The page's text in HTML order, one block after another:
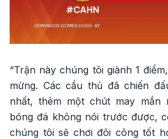
“Trận này chúng tôi giành 1
mừng. Các cầu thủ đã chiến
nhất, thêm một chút may mắn
bóng đá không nói trước được,
chúng tôi sẽ chơi đôi công tốt